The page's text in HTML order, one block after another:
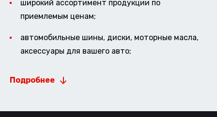
широкий ассортимент продукции по
приемлемым ценам;
автомобильные шины, диски, моторные масла,
аксессуары для вашего авто;
Подробнее